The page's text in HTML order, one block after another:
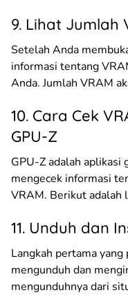
9. Lihat Jumlah
Setelah Anda
informasi tentang
Anda. Jumlah VRAM
10. Cara Cek
GPU-Z
GPU-Z adalah aplikasi
mengecek informasi
VRAM. Berikut adalah
11. Unduh dan
Langkah pertama
mengunduh dan
mengunduhnya dari